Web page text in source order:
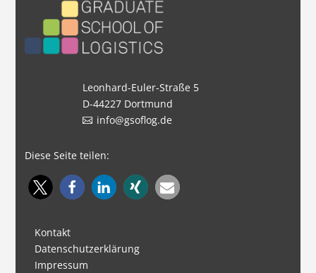
Leonhard-Euler-Straße 5
D-44227 Dortmund
info@gsoflog.de
Diese Seite teilen:
Kontakt
Datenschutzerklärung
Impressum